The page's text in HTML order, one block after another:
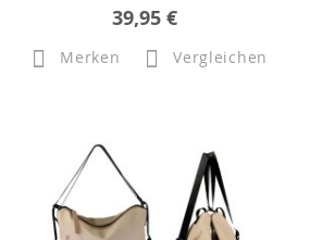
39,95 €
Merken Vergleichen